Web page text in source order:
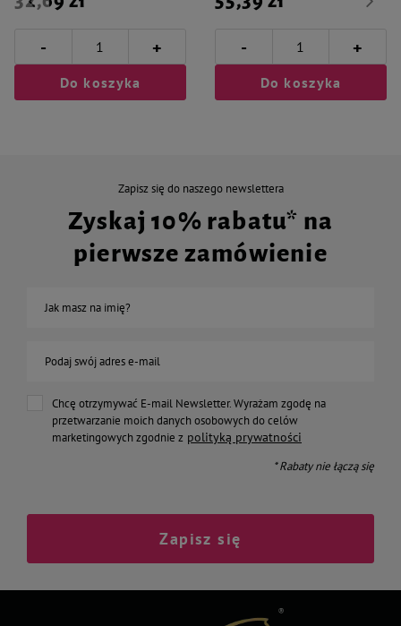
- +
Do koszyka
- +
Do koszyka
Zapisz się do naszego newslettera
Zyskaj 10% rabatu* na
pierwsze zamówienie
Jak masz na imię?
Podaj swój adres e-mail
Chcę otrzymywać E-mail Newsletter. Wyrażam zgodę na
przetwarzanie moich danych osobowych do celów
marketingowych zgodnie z polityką prywatności
* Rabaty nie łączą się
Zapisz się